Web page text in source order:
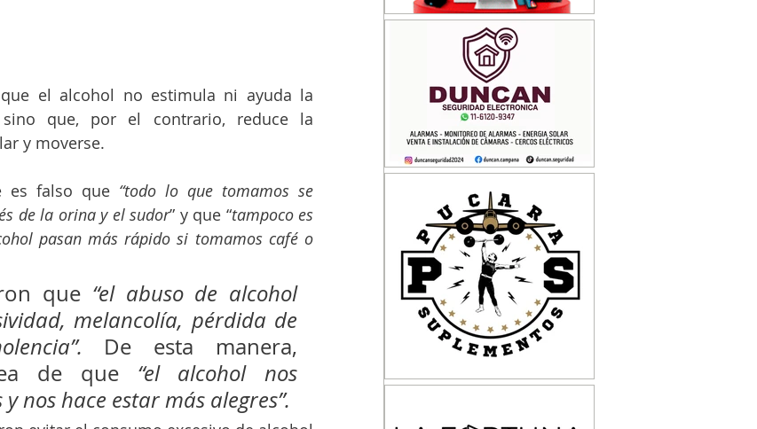
el alcohol no estimula ni ayuda la
que, por el contrario, reduce la
y moverse.
es falso que “todo lo que tomamos se
de la orina y el sudor” y que “tampoco es
pasan más rápido si tomamos café o
que “el abuso de alcohol
melancolía, pérdida de
De esta manera,
de que “el alcohol nos
nos hace estar más alegres”.